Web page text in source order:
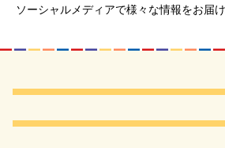
ソーシャルメディアで様々な情報をお届